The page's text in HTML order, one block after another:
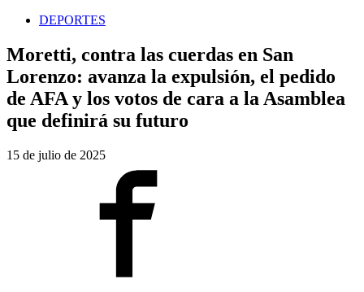
DEPORTES
Moretti, contra las cuerdas en San
Lorenzo: avanza la expulsión, el pedido
de AFA y los votos de cara a la Asamblea
que definirá su futuro
15 de julio de 2025